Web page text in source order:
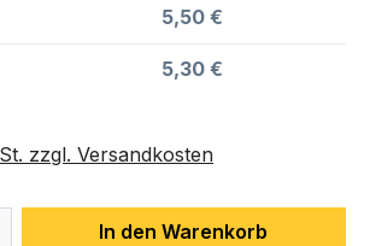
5,50 €
5,30 €
zzgl. Versandkosten
Gib den
In den Warenkorb